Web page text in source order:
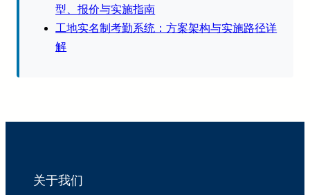
型、报价与实施指南
工地实名制考勤系统：方案架构与实施路径详
解
关于我们